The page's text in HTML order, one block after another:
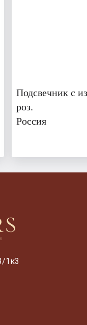
Подсвечник с
роз.
Россия
1к3